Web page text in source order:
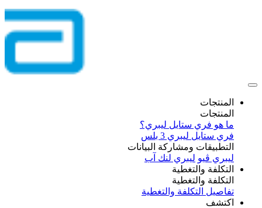
المنتجات
المنتجات
ما هو فري ستايل ليبري؟
فري ستايل ليبري 3 بلس​
التطبيقات ومشاركة البيانات
ليبري ڤيو ليبري لنك آب
التكلفة والتغطية
التكلفة والتغطية
تفاصيل التكلفة والتغطية
اكتشف​